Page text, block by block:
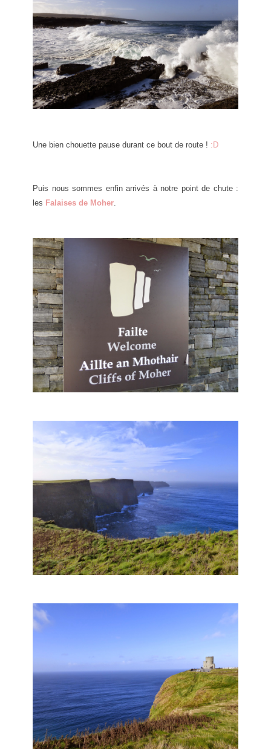
Une bien chouette pause durant ce bout de route ! :D
Puis nous sommes enfin arrivés à notre point de chute :
les Falaises de Moher.